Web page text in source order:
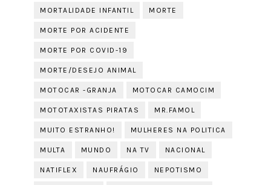
MORTALIDADE INFANTIL MORTE
MORTE POR ACIDENTE
MORTE POR COVID-19
MORTE/DESEJO ANIMAL
MOTOCAR -GRANJA MOTOCAR CAMOCIM
MOTOTAXISTAS PIRATAS MR.FAMOL
MUITO ESTRANHO! MULHERES NA POLITICA
MULTA MUNDO NA TV NACIONAL
NATIFLEX NAUFRÁGIO NEPOTISMO